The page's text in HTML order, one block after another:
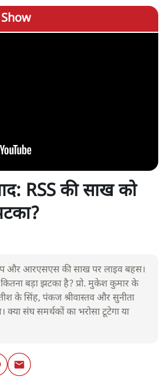
RSS की साख को
और आरएसएस की साख पर लाइव बहस।
बड़ा झटका है? प्रो. मुकेश कुमार के
के सिंह, पंकज श्रीवास्तव और सुनीता
क्या संघ समर्थकों का भरोसा टूटेगा या